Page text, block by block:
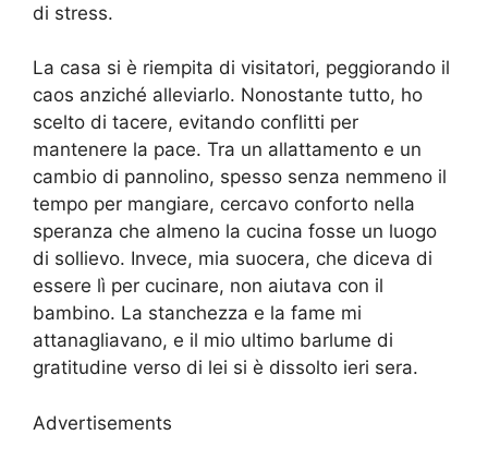
di stress.
La casa si è riempita di visitatori, peggiorando il
caos anziché alleviarlo. Nonostante tutto, ho
scelto di tacere, evitando conflitti per
mantenere la pace. Tra un allattamento e un
cambio di pannolino, spesso senza nemmeno il
tempo per mangiare, cercavo conforto nella
speranza che almeno la cucina fosse un luogo
di sollievo. Invece, mia suocera, che diceva di
essere lì per cucinare, non aiutava con il
bambino. La stanchezza e la fame mi
attanagliavano, e il mio ultimo barlume di
gratitudine verso di lei si è dissolto ieri sera.
Advertisements